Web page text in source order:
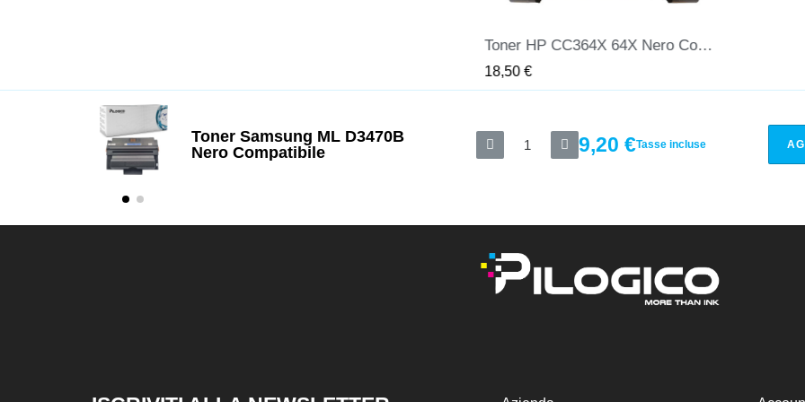
QUICK VIEW Toner HP CC364X 64X Nero Compatibile
18,50 €
Toner Samsung ML D3470B
Nero Compatibile
9,20 €Tasse incluse